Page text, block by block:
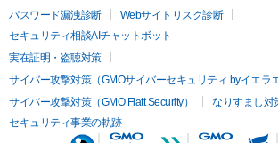
パスワード漏洩診断
Webサイトリスク診断
セキュリティ相談AIチャットボット
実在証明・盗聴対策
サイバー攻撃対策（GMOサイバーセキュリティ byイエラエ
サイバー攻撃対策（GMO Flatt Security）
なりすまし対
セキュリティ事業の軌跡